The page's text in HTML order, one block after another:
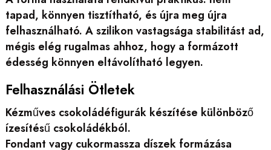
tapad, könnyen tisztítható, és újra meg újra
felhasználható. A szilikon vastagsága stabilitást ad,
mégis elég rugalmas ahhoz, hogy a formázott
édesség könnyen eltávolítható legyen.
Felhasználási Ötletek
Kézműves csokoládéfigurák készítése különböző
ízesítésű csokoládékból.
Fondant vagy cukormassza díszek formázása